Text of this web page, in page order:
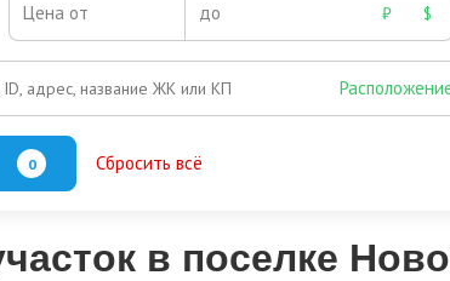
Цена от до ₽ $
адрес, название ЖК или КП
0 Сбросить всё
в поселке